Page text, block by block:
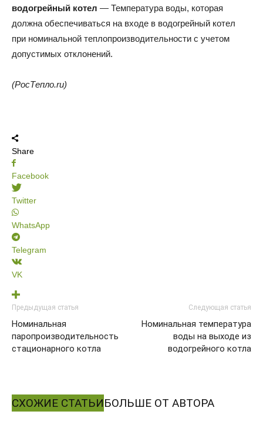
водогрейный котел — Температура воды, которая
должна обеспечиваться на входе в водогрейный котел
при номинальной теплопроизводительности с учетом
допустимых отклонений.
(РосТепло.ru)
Share
Facebook
Twitter
WhatsApp
Telegram
VK
Предыдущая статья
Номинальная
паропроизводительность
стационарного котла
Следующая статья
Номинальная температура
воды на выходе из
водогрейного котла
СХОЖИЕ СТАТЬИБОЛЬШЕ ОТ АВТОРА